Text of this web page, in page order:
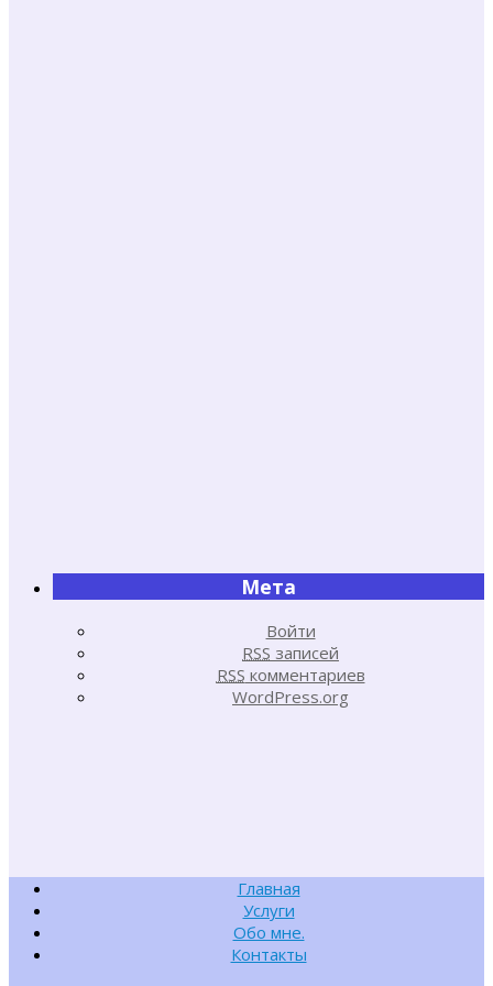
Мета
Войти
RSS записей
RSS комментариев
WordPress.org
Главная
Услуги
Обо мне.
Контакты